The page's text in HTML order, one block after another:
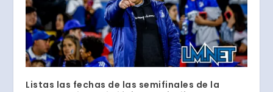
Listas las fechas de las semifinales de la